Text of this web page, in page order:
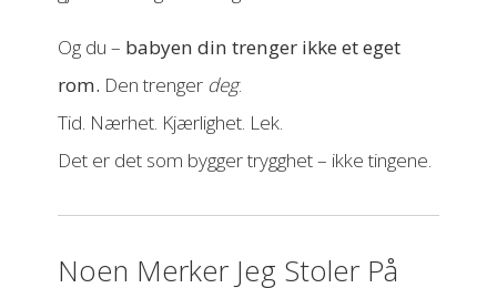
Og du – babyen din trenger ikke et eget
rom. Den trenger deg.
Tid. Nærhet. Kjærlighet. Lek.
Det er det som bygger trygghet – ikke tingene.
Noen Merker Jeg Stoler På